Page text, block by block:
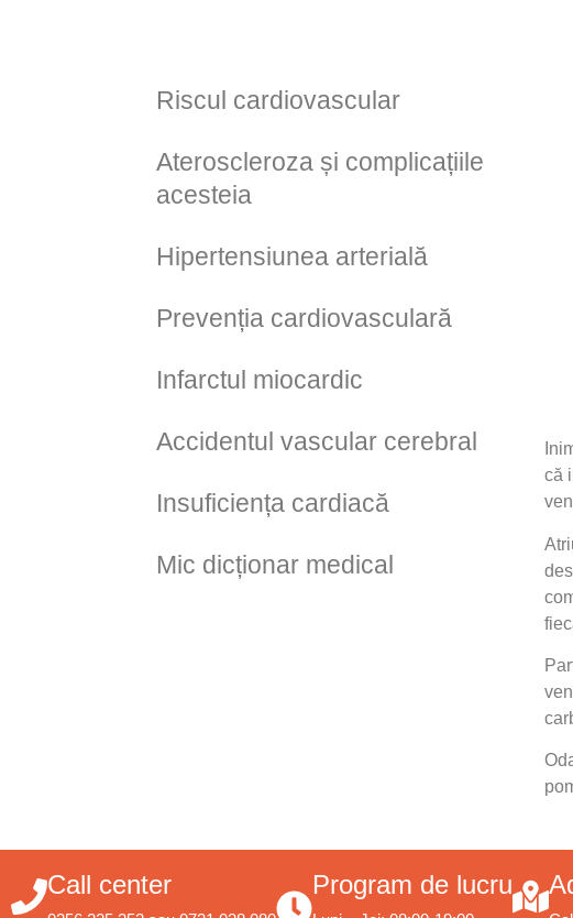
Riscul cardiovascular
Ateroscleroza și complicațiile
acesteia
Hipertensiunea arterială
Prevenția cardiovasculară
Infarctul miocardic
Accidentul vascular cerebral
Insuficiența cardiacă
Mic dicționar medical
că
Call center Program de lucru